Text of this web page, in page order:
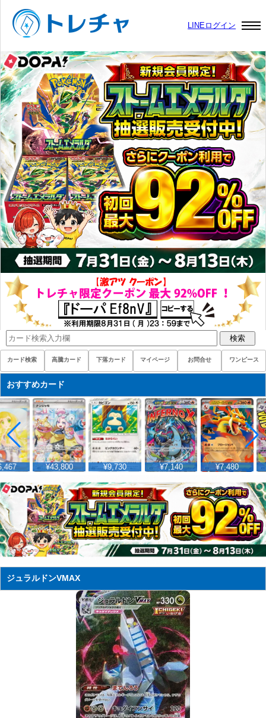
LINEログイン
検索
カード検索 高騰カード 下落カード マイページ お問合せ ワンピース
おすすめカード
¥43,800 ¥9,730 ¥7,140 ¥7,480
ジュラルドンVMAX